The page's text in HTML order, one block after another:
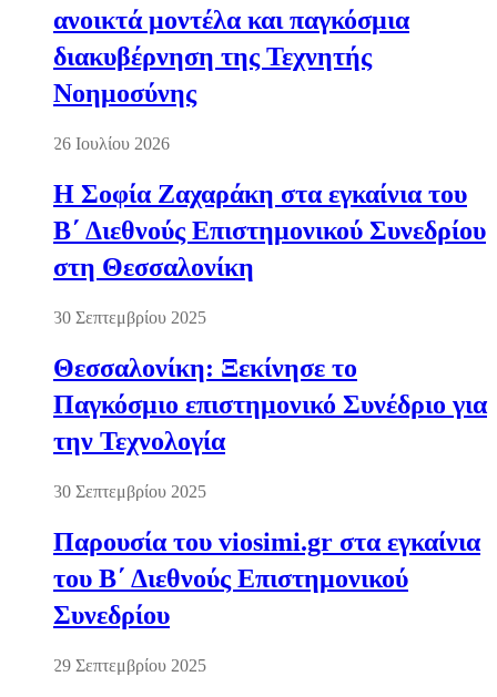
ανοικτά μοντέλα και παγκόσμια
διακυβέρνηση της Τεχνητής
Νοημοσύνης
26 Ιουλίου 2026
Η Σοφία Ζαχαράκη στα εγκαίνια του
Β΄ Διεθνούς Επιστημονικού Συνεδρίου
στη Θεσσαλονίκη
30 Σεπτεμβρίου 2025
Θεσσαλονίκη: Ξεκίνησε το
Παγκόσμιο επιστημονικό Συνέδριο για
την Τεχνολογία
30 Σεπτεμβρίου 2025
Παρουσία του viosimi.gr στα εγκαίνια
του Β΄ Διεθνούς Επιστημονικού
Συνεδρίου
29 Σεπτεμβρίου 2025